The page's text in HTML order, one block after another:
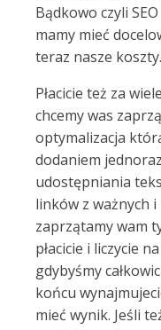
Bądkowo czyli
mamy mieć
teraz nasze koszty.
Płacicie też za
chcemy was
optymalizacja
dodaniem
udostępniania
linków z ważnych
zaprzątamy wam
płacicie i liczycie
gdybyśmy
końcu
mieć wynik. Jeśli